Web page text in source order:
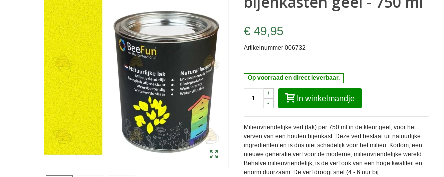
€ 49,95
Artikelnummer 006732
Op voorraad en direct leverbaar.
-
+
In winkelmandje
Milieuvriendelijke verf (lak) per 750 ml in de kleur geel, voor het
verven van een houten bijenkast. Deze verf bestaat uit natuurlijke
ingrediënten en is dus niet schadelijk voor het milieu. Kortom, een
nieuwe generatie verf voor de moderne, milieuvriendelijke wereld.
Behalve milieuvriendelijk, is de verf ook van een hoge kwaliteit en
enorm duurzaam. De verf droogt snel (4 - 6 uur bij